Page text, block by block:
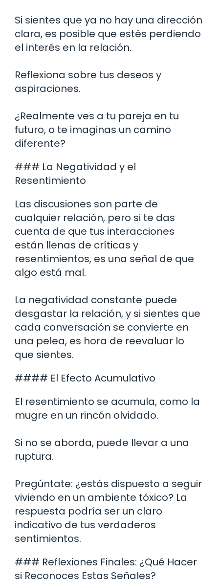
Si sientes que ya no hay una dirección
clara, es posible que estés perdiendo
el interés en la relación.
Reflexiona sobre tus deseos y
aspiraciones.
¿Realmente ves a tu pareja en tu
futuro, o te imaginas un camino
diferente?
### La Negatividad y el
Resentimiento
Las discusiones son parte de
cualquier relación, pero si te das
cuenta de que tus interacciones
están llenas de críticas y
resentimientos, es una señal de que
algo está mal.
La negatividad constante puede
desgastar la relación, y si sientes que
cada conversación se convierte en
una pelea, es hora de reevaluar lo
que sientes.
#### El Efecto Acumulativo
El resentimiento se acumula, como la
mugre en un rincón olvidado.
Si no se aborda, puede llevar a una
ruptura.
Pregúntate: ¿estás dispuesto a seguir
viviendo en un ambiente tóxico? La
respuesta podría ser un claro
indicativo de tus verdaderos
sentimientos.
### Reflexiones Finales: ¿Qué Hacer
si Reconoces Estas Señales?